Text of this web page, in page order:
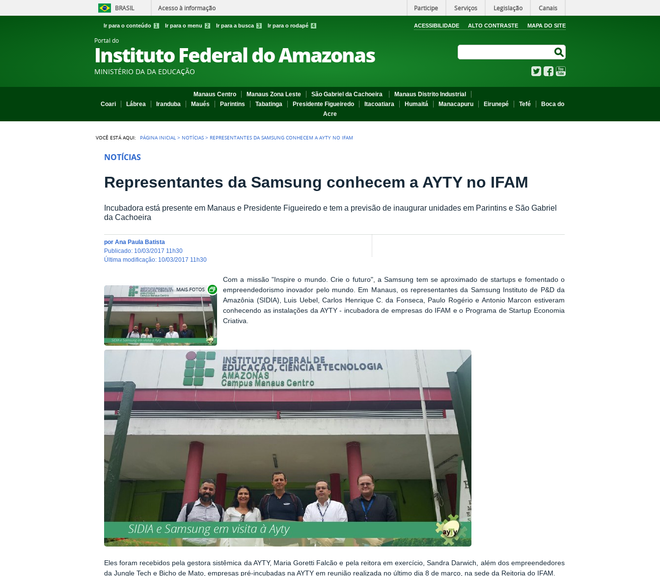
BRASIL Acesso à informação Participe Serviços Legislação Canais
Ir para o conteúdo 1 Ir para o menu 2 Ir para a busca 3 Ir para o rodapé 4 ACESSIBILIDADE ALTO CONTRASTE MAPA DO SITE
Portal do
Instituto Federal do Amazonas
MINISTÉRIO DA DA EDUCAÇÃO TwitterFacebook
Manaus Centro Manaus Zona Leste São Gabriel da Cachoeira
Manaus Distrito Industrial
Coari
Lábrea Iranduba Maués Parintins Tabatinga Presidente Figueiredo Itacoatiara Humaitá Manacapuru Eirunepé Tefé
Boca do
Acre
VOCÊ ESTÁ AQUI: PÁGINA INICIAL > NOTÍCIAS > REPRESENTANTES DA SAMSUNG CONHECEM A AYTY NO IFAM
NOTÍCIAS
Representantes da Samsung conhecem a AYTY no IFAM
Incubadora está presente em Manaus e Presidente Figueiredo e tem a previsão de inaugurar unidades em Parintins e São Gabriel
da Cachoeira
por Ana Paula Batista
publicado: 10/03/2017 11h30
última modificação: 10/03/2017 11h30
Show image carousel
Com a missão "Inspire o mundo. Crie o futuro", a Samsung tem se aproximado de startups e fomentado o
empreendedorismo inovador pelo mundo. Em Manaus, os representantes da Samsung Instituto de P&D da
Amazônia (SIDIA), Luis Uebel, Carlos Henrique C. da Fonseca, Paulo Rogério e Antonio Marcon estiveram
conhecendo as instalações da AYTY - incubadora de empresas do IFAM e o Programa deStartup Economia
Criativa
Eles foram recebidos pelagestora sistêmica da AYTY, Maria Goretti Falcão e pela reitora em exercício, Sandra Darwich, além dos empreendedores
da Jungle Tech e Bicho de Mato, empresas pré-incubadas na AYTY em reunião realizada no último dia 8 de março, na sede da Reitoria do IFAM.